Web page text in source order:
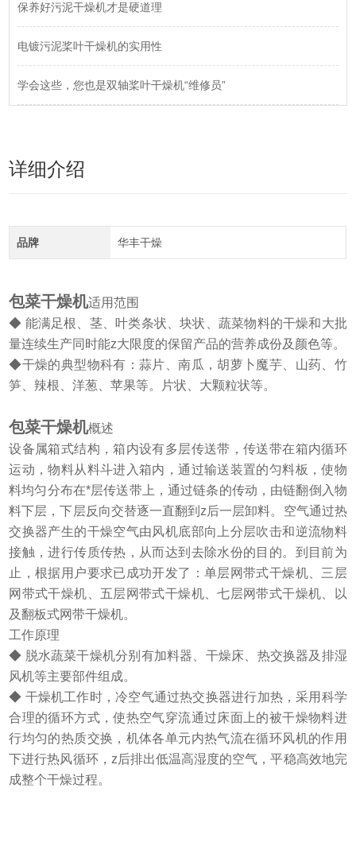
保养好污泥干燥机才是硬道理
电镀污泥桨叶干燥机的实用性
学会这些，您也是双轴桨叶干燥机“维修员”
详细介绍
品牌 华丰干燥
包菜干燥机适用范围
◆ 能满足根、茎、叶类条状、块状、蔬菜物料的干燥和大批
量连续生产同时能z大限度的保留产品的营养成份及颜色等。
◆干燥的典型物科有：蒜片、南瓜，胡萝卜魔芋、山药、竹
笋、辣根、洋葱、苹果等。片状、大颗粒状等。
包菜干燥机概述
设备属箱式结构，箱内设有多层传送带，传送带在箱内循环
运动，物料从料斗进入箱内，通过输送装置的匀料板，使物
料均匀分布在*层传送带上，通过链条的传动，由链翻倒入物
料下层，下层反向交替逐一直翻到z后一层卸料。空气通过热
交换器产生的干燥空气由风机底部向上分层吹击和逆流物料
接触，进行传质传热，从而达到去除水份的目的。到目前为
止，根据用户要求已成功开发了：单层网带式干燥机、三层
网带式干燥机、五层网带式干燥机、七层网带式干燥机、以
及翻板式网带干燥机。
工作原理
◆ 脱水蔬菜干燥机分别有加料器、干燥床、热交换器及排湿
风机等主要部件组成。
◆ 干燥机工作时，冷空气通过热交换器进行加热，采用科学
合理的循环方式，使热空气穿流通过床面上的被干燥物料进
行均匀的热质交换，机体各单元内热气流在循环风机的作用
下进行热风循环，z后排出低温高湿度的空气，平稳高效地完
成整个干燥过程。